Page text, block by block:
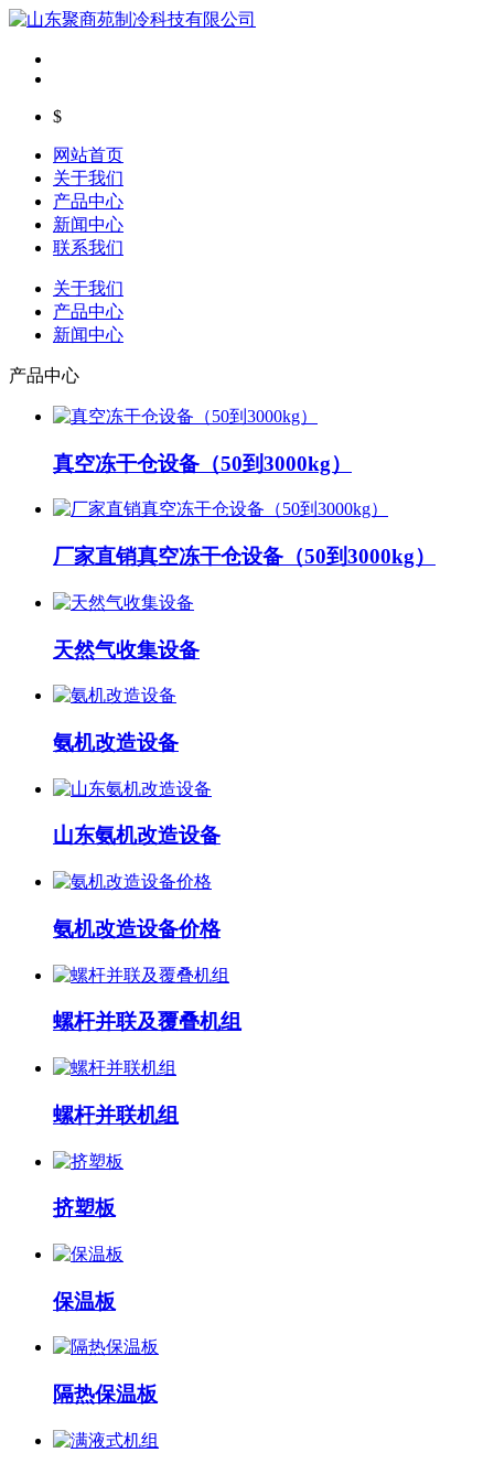
$
网站首页
关于我们
产品中心
新闻中心
联系我们
关于我们
产品中心
新闻中心
产品中心
真空冻干仓设备（50到3000kg）
厂家直销真空冻干仓设备（50到3000kg）
天然气收集设备
氨机改造设备
山东氨机改造设备
氨机改造设备价格
螺杆并联及覆叠机组
螺杆并联机组
挤塑板
保温板
隔热保温板